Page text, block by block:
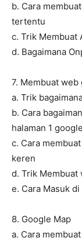
b. Cara
tertentu
c. Trik Membuat
d. Bagaimana
7. Membuat web
a. Trik
b. Cara
halaman 1 google
c. Cara
keren
d. Trik Membuat
e. Cara Masuk
8. Google Map
a. Cara